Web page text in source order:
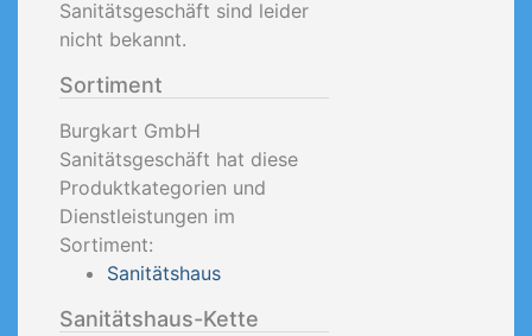
Sanitätsgeschäft sind leider
nicht bekannt.
Sortiment
Burgkart GmbH
Sanitätsgeschäft hat diese
Produktkategorien und
Dienstleistungen im
Sortiment:
Sanitätshaus
Sanitätshaus-Kette